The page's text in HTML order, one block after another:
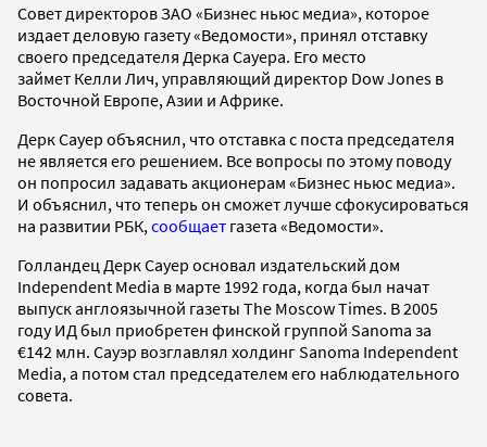
Совет директоров ЗАО «Бизнес ньюс медиа», которое
издает деловую газету «Ведомости», принял отставку
своего председателя Дерка Сауера. Его место
займет Келли Лич, управляющий директор Dow Jones в
Восточной Европе, Азии и Африке.
Дерк Сауер объяснил, что отставка с поста председателя
не является его решением. Все вопросы по этому поводу
он попросил задавать акционерам «Бизнес ньюс медиа».
И объяснил, что теперь он сможет лучше сфокусироваться
на развитии РБК, сообщает газета «Ведомости».
Голландец Дерк Сауер основал издательский дом
Independent Media в марте 1992 года, когда был начат
выпуск англоязычной газеты The Moscow Times. В 2005
году ИД был приобретен финской группой Sanoma за
€142 млн. Сауэр возглавлял холдинг Sanoma Independent
Media, а потом стал председателем его наблюдательного
совета.